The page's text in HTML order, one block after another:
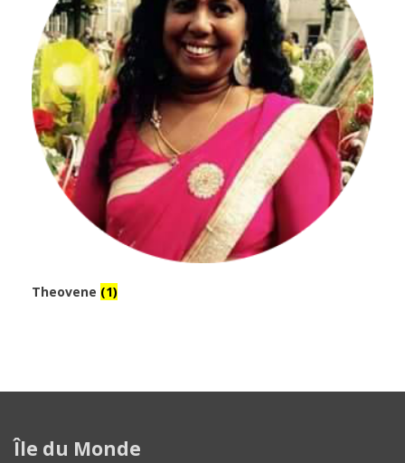
Theovene (1)
Île du Monde